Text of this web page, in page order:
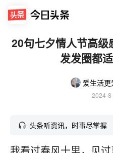
20句七夕情人节高
发发圈都
2024-
头条听资讯，时事尽掌握